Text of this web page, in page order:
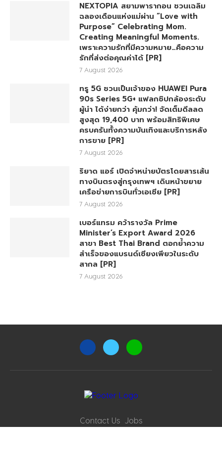
NEXTOPIA สยามพารากอน ชวนเฉลิม
ฉลองเดือนแห่งแม่ผ่าน “Love with
Purpose” Celebrating Mom.
Creating Meaningful Moments.
เพราะความรักที่มีความหมาย…คือความ
รักที่ส่งต่อคุณค่าได้ [PR]
7 August 2026
ทรู 5G ชวนเป็นเจ้าของ HUAWEI Pura
90s Series 5G+ แฟลกชิปกล้องระดับ
ผู้นำ ได้ง่ายกว่า คุ้มกว่า! จัดเต็มดีลลด
สูงสุด 19,400 บาท พร้อมสิทธิพิเศษ
ครบครันทั้งความบันเทิงและบริการหลัง
การขาย [PR]
7 August 2026
ริยาด แอร์ เปิดจำหน่ายบัตรโดยสารเส้น
ทางบินตรงสู่กรุงเทพฯ เดินหน้าขยาย
เครือข่ายการบินทั่วเอเชีย [PR]
7 August 2026
เบอร์แทรม คว้ารางวัล Prime
Minister’s Export Award 2026
สาขา Best Thai Brand ตอกย้ำความ
สำเร็จของแบรนด์เซียงเพียวในระดับ
สากล [PR]
7 August 2026
Contact Us Jobs